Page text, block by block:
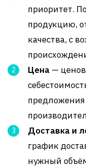
приоритет.
продукцию,
качества, с
Цена —
предложения
Доставка и
график
нужный